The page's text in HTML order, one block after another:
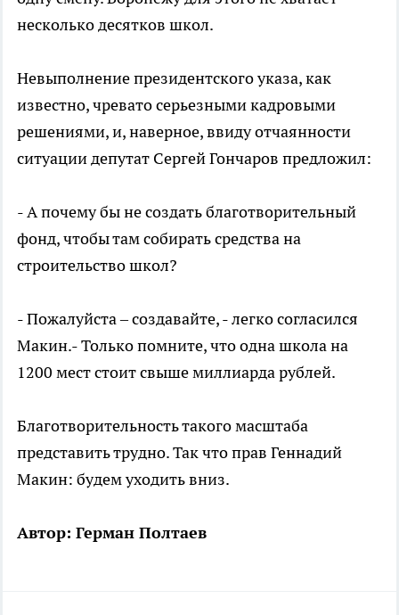
несколько десятков школ.
Невыполнение президентского указа, как
известно, чревато серьезными кадровыми
решениями, и, наверное, ввиду отчаянности
ситуации депутат Сергей Гончаров предложил:
- А почему бы не создать благотворительный
фонд, чтобы там собирать средства на
строительство школ?
- Пожалуйста – создавайте, - легко согласился
Макин.- Только помните, что одна школа на
1200 мест стоит свыше миллиарда рублей.
Благотворительность такого масштаба
представить трудно. Так что прав Геннадий
Макин: будем уходить вниз.
Автор: Герман Полтаев